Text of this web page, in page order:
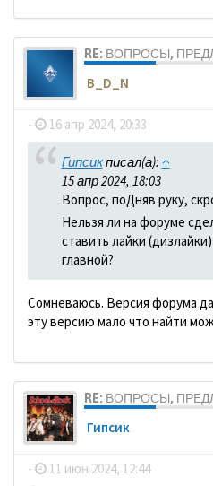
RE: ВОПРОСЫ,
B_D_N
- 16 апр 2024, 20:33
Гипсикписал(а): ↑
15 апр 2024, 18:03
Вопрос, поДняв руку,
Нельзя ли на форуме
ставить лайки
главной?
Сомневаюсь. Версия форума
эту версию мало что найти
RE: ВОПРОСЫ,
Гипсик
- 11 июн 2024, 12:44